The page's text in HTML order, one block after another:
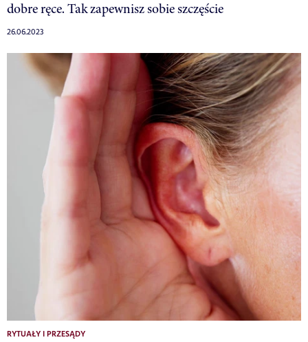
dobre ręce. Tak zapewnisz sobie szczęście
26.06.2023
RYTUAŁY I PRZESĄDY